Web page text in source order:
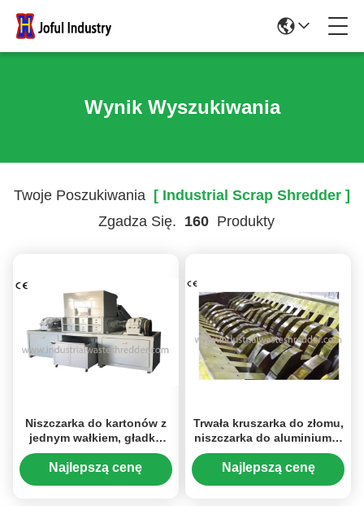
Wynik Wyszukiwania
Twoje Poszukiwania [ Industrial Scrap Shredder ]
Zgadza Się. 160Produkty
Niszczarka do kartonów z
jednym wałkiem, gładka
strzępiarka przemysłowa
Najlepszą cenę
Trwała kruszarka do złomu,
niszczarka do aluminium o
niskim poziomie hałasu
Najlepszą cenę